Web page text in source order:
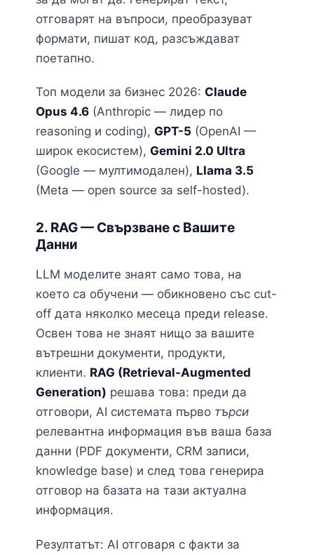
отговарят на въпроси, преобразуват
формати, пишат код, разсъждават
поетапно.
Топ модели за бизнес 2026: Claude
Opus 4.6 (Anthropic — лидер по
reasoning и coding), GPT-5 (OpenAI —
широк екосистем), Gemini 2.0 Ultra
(Google — мултимодален), Llama 3.5
(Meta — open source за self-hosted).
2. RAG — Свързване с Вашите
Данни
LLM моделите знаят само това, на
което са обучени — обикновено със cut-
off дата няколко месеца преди release.
Освен това не знаят нищо за вашите
вътрешни документи, продукти,
клиенти. RAG (Retrieval-Augmented
Generation) решава това: преди да
отговори, AI системата първо търси
релевантна информация във ваша база
данни (PDF документи, CRM записи,
knowledge base) и след това генерира
отговор на базата на тази актуална
информация.
Резултатът: AI отговаря с факти за